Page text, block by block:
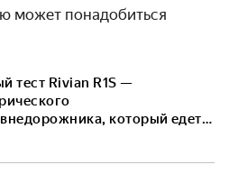
может понадобиться
тест Rivian R1S —
который едет